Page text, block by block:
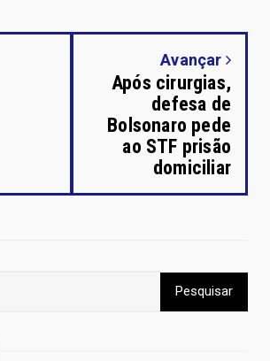
Avançar
Após cirurgias,
defesa de
Bolsonaro pede
ao STF prisão
domiciliar